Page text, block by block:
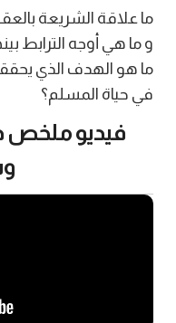
ما علاقة الشريعة
و ما هي أوجه الترابط
ما هو الهدف الذي
في حياة المسلم؟
فيديو ملخص